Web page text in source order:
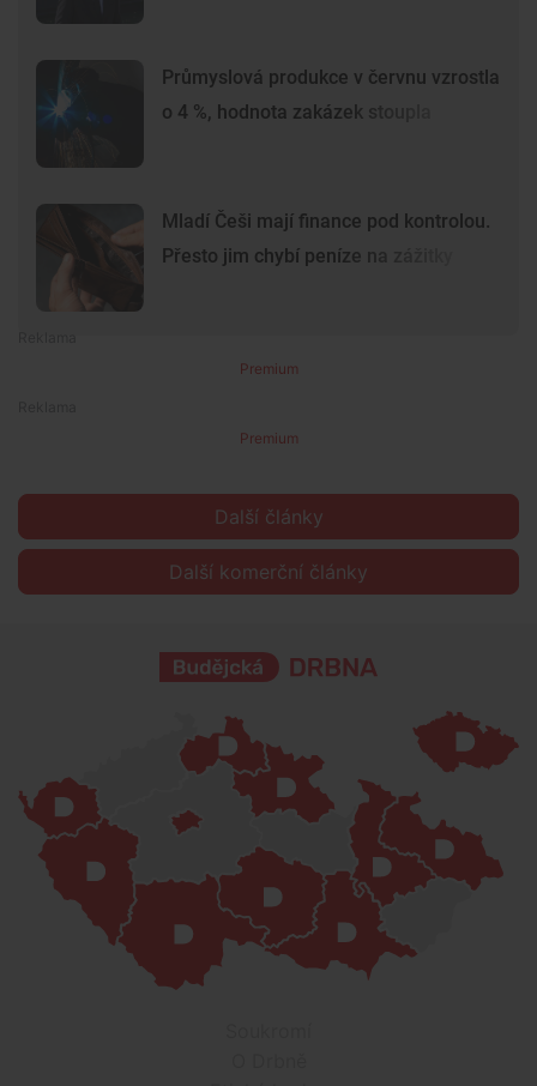
Průmyslová produkce v červnu vzrostla
o 4 %, hodnota zakázek stoupla
Mladí Češi mají finance pod kontrolou.
Přesto jim chybí peníze na zážitky
Premium
Premium
Další články
Další komerční články